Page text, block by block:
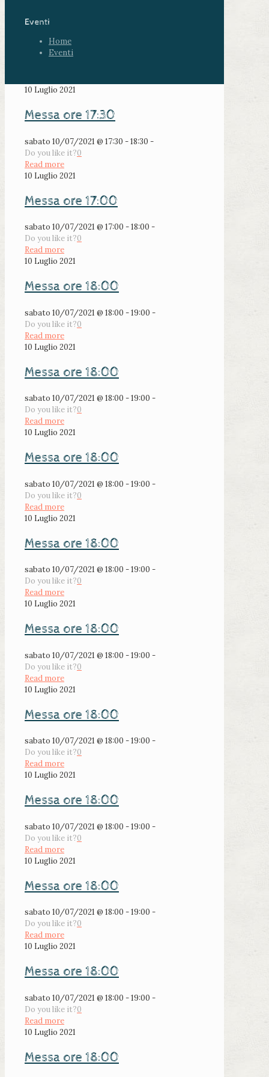
Eventi
Home
Eventi
10 Luglio 2021
Messa ore 17:30
sabato 10/07/2021 @ 17:30 - 18:30 -
Do you like it?0
Read more
10 Luglio 2021
Messa ore 17:00
sabato 10/07/2021 @ 17:00 - 18:00 -
Do you like it?0
Read more
10 Luglio 2021
Messa ore 18:00
sabato 10/07/2021 @ 18:00 - 19:00 -
Do you like it?0
Read more
10 Luglio 2021
Messa ore 18:00
sabato 10/07/2021 @ 18:00 - 19:00 -
Do you like it?0
Read more
10 Luglio 2021
Messa ore 18:00
sabato 10/07/2021 @ 18:00 - 19:00 -
Do you like it?0
Read more
10 Luglio 2021
Messa ore 18:00
sabato 10/07/2021 @ 18:00 - 19:00 -
Do you like it?0
Read more
10 Luglio 2021
Messa ore 18:00
sabato 10/07/2021 @ 18:00 - 19:00 -
Do you like it?0
Read more
10 Luglio 2021
Messa ore 18:00
sabato 10/07/2021 @ 18:00 - 19:00 -
Do you like it?0
Read more
10 Luglio 2021
Messa ore 18:00
sabato 10/07/2021 @ 18:00 - 19:00 -
Do you like it?0
Read more
10 Luglio 2021
Messa ore 18:00
sabato 10/07/2021 @ 18:00 - 19:00 -
Do you like it?0
Read more
10 Luglio 2021
Messa ore 18:00
sabato 10/07/2021 @ 18:00 - 19:00 -
Do you like it?0
Read more
10 Luglio 2021
Messa ore 18:00